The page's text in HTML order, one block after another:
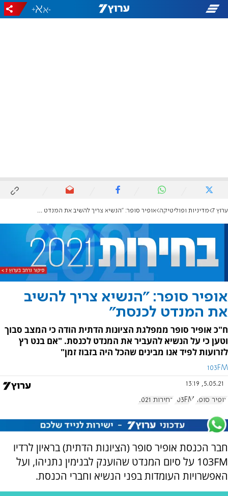
-
+
ערוץ 7 מדיניות ופוליטיקה אופיר סופר: "הנשיא צריך להשיב את המנדט לכנסת"
אופיר סופר: "הנשיא צריך להשיב
את המנדט לכנסת"
ח"כ אופיר סופר ממפלגת הציונות הדתית הודה כי המצב סבוך
וטען כי על הנשיא להעביר את המנדט לכנסת. "אם בנט רץ
לזרועות לפיד אנו מבינים שהכל היה בזבוז זמן"
103FM
5.05.21, 13:19
אופיר סופר 103FM בחירות 2021
חבר הכנסת אופיר סופר (הציונות הדתית) בראיון לרדיו
103FM על סיום המנדט שהוענק לבנימין נתניהו, ועל
האפשרויות העומדות בפני הנשיא וחברי הכנסת.